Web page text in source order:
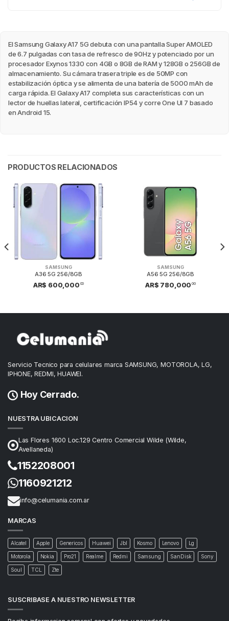
El Samsung Galaxy A17 5G debuta con una pantalla Super AMOLED
de 6.7 pulgadas con tasa de refresco de 90Hz y potenciado por un
procesador Exynos 1330 con 4GB o 8GB de RAM y 128GB o 256GB de
almacenamiento. Su cámara trasera triple es de 50MP con
estabilización óptica y se alimenta de una batería de 5000 mAh de
carga rápida. El Galaxy A17 completa sus características con un
lector de huellas lateral, certificación IP54 y corre One UI 7 basado
en Android 15.
PRODUCTOS RELACIONADOS
SAMSUNG
A36 5G 256/8GB
AR$ 600,000 00
SAMSUNG
A56 5G 256/8GB
AR$ 780,000 00
Servicio Tecnico para celulares marca SAMSUNG, MOTOROLA, LG,
IPHONE, REDMI, HUAWEI.
Hoy Cerrado.
NUESTRA UBICACION
Las Flores 1600 Loc.129 Centro Comercial Wilde (Wilde,
Avellaneda)
1152208001
1160921212
info@celumania.com.ar
MARCAS
Alcatel Apple Genericos Huawei Jbl Kosmo Lenovo Lg
Motorola Nokia Pro21 Realme Redmi Samsung SanDisk Sony
Soul TCL Zte
SUSCRIBASE A NUESTRO NEWSLETTER